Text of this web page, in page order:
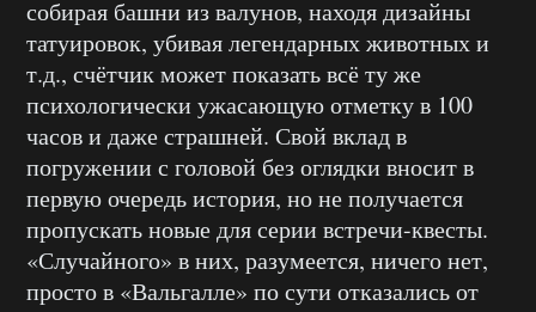
собирая башни из валунов, находя дизайны
татуировок, убивая легендарных животных и
т.д., счётчик может показать всё ту же
психологически ужасающую отметку в 100
часов и даже страшней. Свой вклад в
погружении с головой без оглядки вносит в
первую очередь история, но не получается
пропускать новые для серии встречи-квесты.
«Случайного» в них, разумеется, ничего нет,
просто в «Вальгалле» по сути отказались от